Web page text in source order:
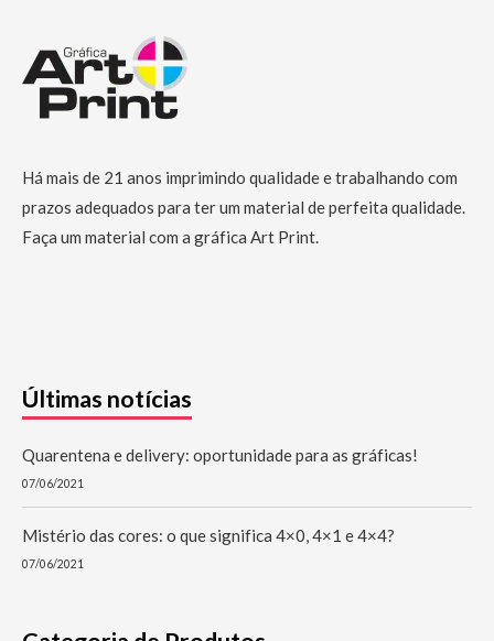
Há mais de 21 anos imprimindo qualidade e trabalhando com
prazos adequados para ter um material de perfeita qualidade.
Faça um material com a gráfica Art Print.
Últimas notícias
Quarentena e delivery: oportunidade para as gráficas!
07/06/2021
Mistério das cores: o que significa 4×0, 4×1 e 4×4?
07/06/2021